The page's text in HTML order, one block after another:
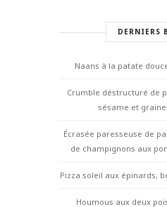
DERNIERS
Naans à la patate
Crumble déstructuré de
sésame et
Écrasée paresseuse de
de champignons aux
Pizza soleil aux épinards,
Houmous aux deux